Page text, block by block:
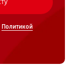
Политикой